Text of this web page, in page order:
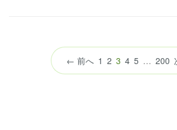
← 前へ 1 2 3 （こ
の
4 5 … 200